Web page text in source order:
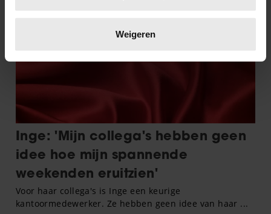
verwerkt en stel uw voorkeuren in het
intrekken in de Cookieverklaring.
We gebruiken cookies om content en advertenties te
personaliseren, om functies voor social media te bieden
informatie over uw gebruik van onze site met onze
partners voor social media, adverteren en analyse. Deze
partners kunnen deze gegevens combineren met andere
informatie die u aan ze heeft verstrekt of die ze hebben
verzameld op basis van uw gebruik van hun services. U
gaat akkoord met onze cookies als u onze website blijft
Weigeren